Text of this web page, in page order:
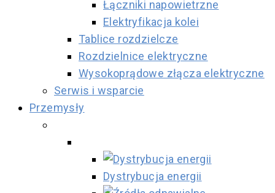
Łączniki napowietrzne
Elektryfikacja kolei
Tablice rozdzielcze
Rozdzielnice elektryczne
Wysokoprądowe złącza elektryczne
Serwis i wsparcie
Przemysły
Dystrybucja energii